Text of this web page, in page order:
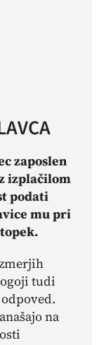
zaposlen
izplačilom
podati
mu pri
tudi
na